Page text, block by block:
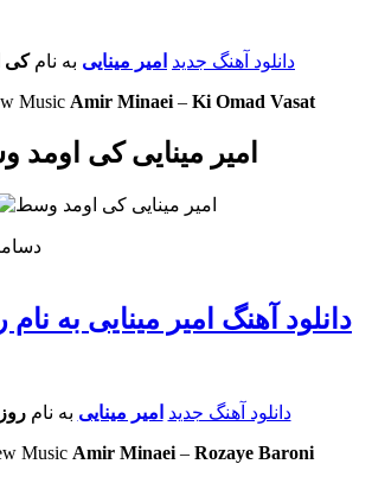
دانلود آهنگ جدید امیر مینایی به نامکی
Music Amir Minaei – Ki Omad Vasat
امیر مینایی کی
25 دسامبر
دانلود آهنگ امیر مینایی به
دانلود آهنگ جدید امیر مینایی به نام
Music Amir Minaei– Rozaye Baroni